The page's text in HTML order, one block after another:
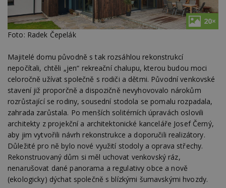
20×
Foto: Radek Čepelák
Majitelé domu původně s tak rozsáhlou rekonstrukcí
nepočítali, chtěli „jen“ rekreační chalupu, kterou budou moci
celoročně užívat společně s rodiči a dětmi. Původní venkovské
stavení již proporčně a dispozičně nevyhovovalo nárokům
rozrůstající se rodiny, sousední stodola se pomalu rozpadala,
zahrada zarůstala. Po menších solitérních úpravách oslovili
architekty z projekční a architektonické kanceláře Josef Černý,
aby jim vytvořili návrh rekonstrukce a doporučili realizátory.
Důležité pro ně bylo nové využití stodoly a oprava střechy.
Rekonstruovaný dům si měl uchovat venkovský ráz,
nenarušovat dané panorama a regulativy obce a nově
(ekologicky) dýchat společně s blízkými šumavskými hvozdy.